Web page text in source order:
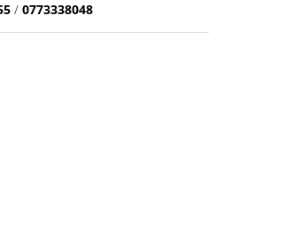
/ 0773338048